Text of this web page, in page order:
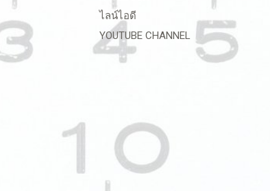
ไลน์ไอดี
YOUTUBE CHANNEL